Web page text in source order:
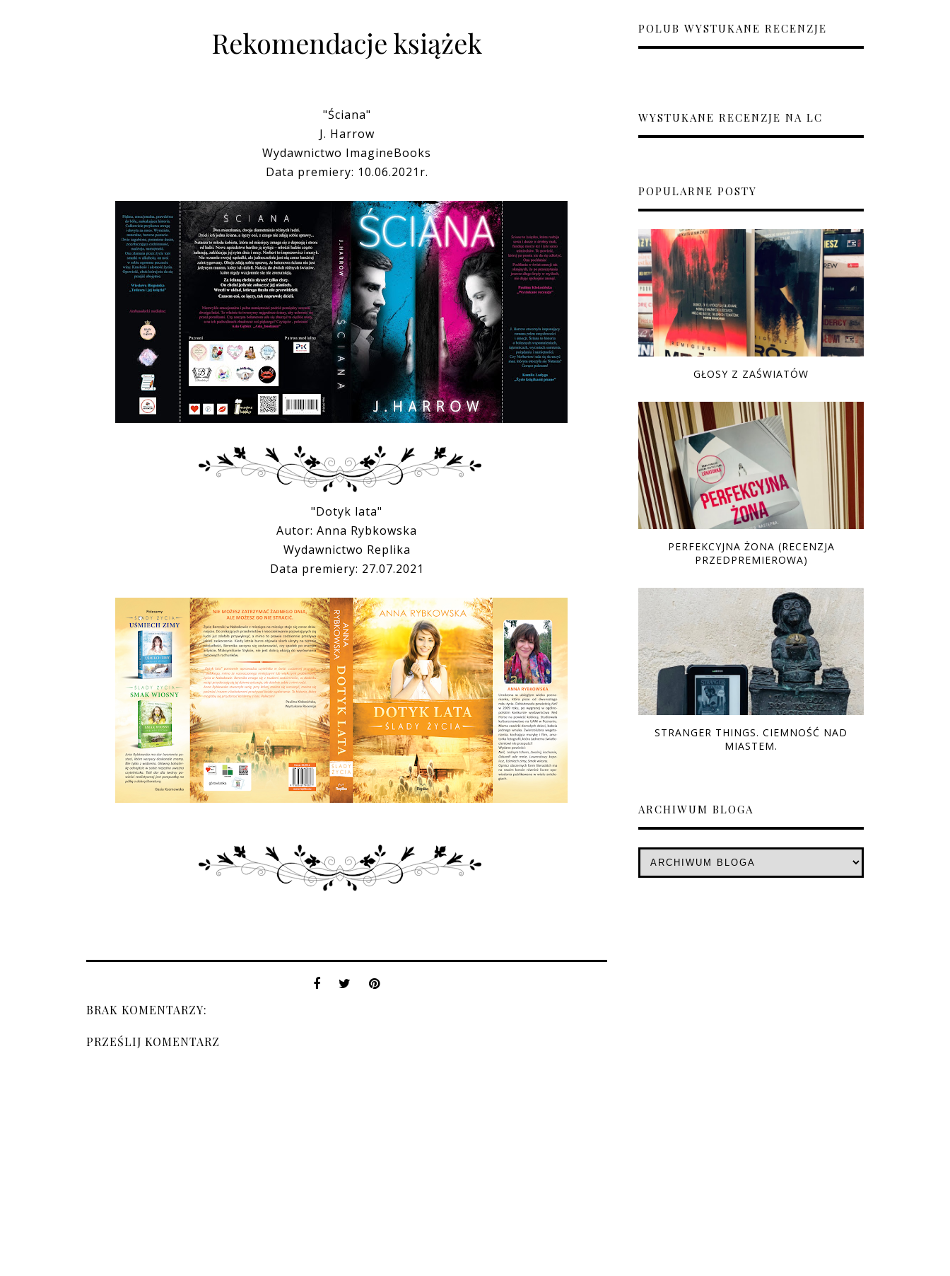
Rekomendacje książek
"Ściana"
J. Harrow
Wydawnictwo ImagineBooks
Data premiery: 10.06.2021r.
"Dotyk lata"
Autor: Anna Rybkowska
Wydawnictwo Replika
Data premiery: 27.07.2021
BRAK KOMENTARZY:
PRZEŚLIJ KOMENTARZ
POLUB WYSTUKANE RECENZJE
WYSTUKANE RECENZJE NA LC
POPULARNE POSTY
GŁOSY Z ZAŚWIATÓW
PERFEKCYJNA ŻONA (RECENZJA
PRZEDPREMIEROWA)
STRANGER THINGS. CIEMNOŚĆ NAD
MIASTEM.
ARCHIWUM BLOGA